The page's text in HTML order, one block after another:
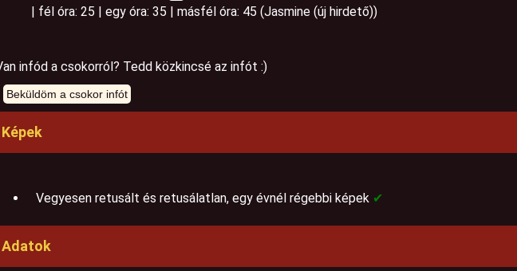
| fél óra: 25 | egy óra: 35 | másfél óra: 45 (Jasmine (új hirdető))
infód a csokorról? Tedd közkincsé az infót :)
Képek
Vegyesen retusált és retusálatlan, egy évnél régebbi képek ✔
Adatok